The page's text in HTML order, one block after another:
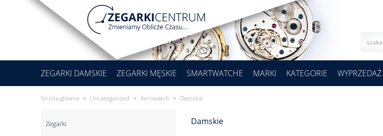
ZEGARKI DAMSKIE ZEGARKI MĘSKIE SMARTWATCHE MARKI KATEGORIE WYPRZEDAŻ
Strona główna » Uncategorized » Aerowatch » Damskie
Zegarki
Damskie